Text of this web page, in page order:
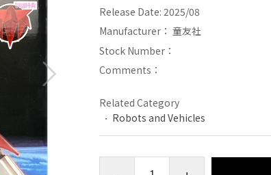
Release Date: 2025/08
Manufacturer： 童友社
Stock Number：
Comments：
Related Category
Robots and Vehicles